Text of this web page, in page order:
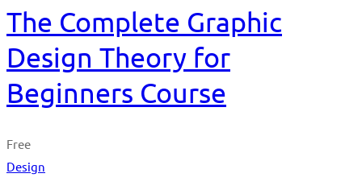
The Complete Graphic
Design Theory for
Beginners Course
Free
Design